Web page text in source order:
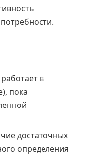
в
пока
достаточных
определения